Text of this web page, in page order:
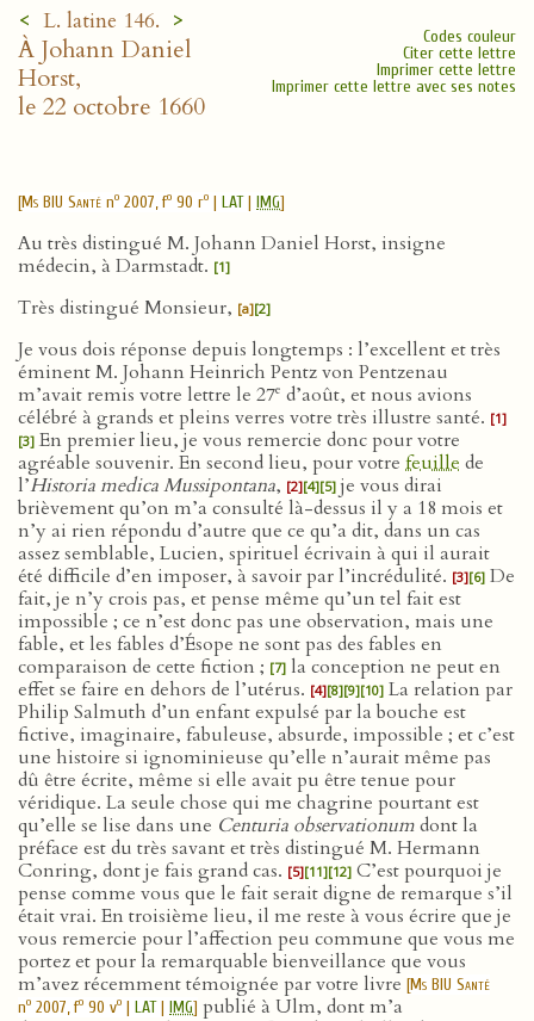
< L. latine 146. >
À Johann Daniel
Horst,
le 22 octobre 1660
Codes couleur
Citer cette lettre
Imprimer cette lettre
Imprimer cette lettre avec ses notes
[Ms BIU Santé no 2007, fo 90 ro | LAT| IMG]
Au très distingué M. Johann Daniel Horst, insigne
médecin, à Darmstadt. [1]
Très distingué Monsieur, [a][2]
Je vous dois réponse depuis longtemps : l’excellent et très
éminent M. Johann Heinrich Pentz von Pentzenau
m’avait remis votre lettre le 27e d’août, et nous avions
célébré à grands et pleins verres votre très illustre santé. [1]
[3] En premier lieu, je vous remercie donc pour votre
agréable souvenir. En second lieu, pour votre feuille de
l’Historia medica Mussipontana, [2][4][5] je vous dirai
brièvement qu’on m’a consulté là-dessus il y a 18 mois et
n’y ai rien répondu d’autre que ce qu’a dit, dans un cas
assez semblable, Lucien, spirituel écrivain à qui il aurait
été difficile d’en imposer, à savoir par l’incrédulité. [3][6] De
fait, je n’y crois pas, et pense même qu’un tel fait est
impossible ; ce n’est donc pas une observation, mais une
fable, et les fables d’Ésope ne sont pas des fables en
comparaison de cette fiction ; [7] la conception ne peut en
effet se faire en dehors de l’utérus. [4][8][9][10] La relation par
Philip Salmuth d’un enfant expulsé par la bouche est
fictive, imaginaire, fabuleuse, absurde, impossible ; et c’est
une histoire si ignominieuse qu’elle n’aurait même pas
dû être écrite, même si elle avait pu être tenue pour
véridique. La seule chose qui me chagrine pourtant est
qu’elle se lise dans une Centuria observationumdont la
préface est du très savant et très distingué M. Hermann
Conring, dont je fais grand cas. [5][11][12] C’est pourquoi je
pense comme vous que le fait serait digne de remarque s’il
était vrai. En troisième lieu, il me reste à vous écrire que je
vous remercie pour l’affection peu commune que vous me
portez et pour la remarquable bienveillance que vous
m’avez récemment témoignée par votre livre [Ms BIU Santé
no 2007, fo 90 vo | LAT| IMG] publié à Ulm, dont m’a